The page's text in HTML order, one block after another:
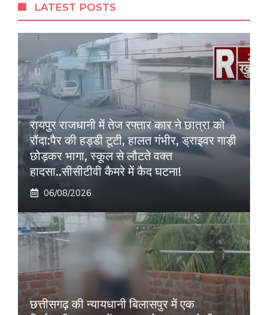
LATEST POSTS
रायपुर राजधानी में तेज रफ्तार कार ने छात्रा को
रौंदा:पैर की हड्डी टूटी, हालत गंभीर, ड्राइवर गाड़ी
छोड़कर भागा, स्कूल से लौटते वक्त
हादसा..सीसीटीवी कैमरे में कैद घटना!
06/08/2026
छत्तीसगढ़ की न्यायधानी बिलासपुर में एक